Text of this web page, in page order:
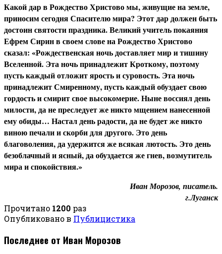
Какой дар в Рождество Христово мы, живущие на земле,
приносим сегодня Спасителю мира? Этот дар должен быть
достоин святости праздника. Великий учитель покаяния
Ефрем Сирин в своем слове на Рождество Христово
сказал: «Рождественская ночь доставляет мир и тишину
Вселенной. Эта ночь принадлежит Кроткому, поэтому
пусть каждый отложит ярость и суровость. Эта ночь
принадлежит Смиренному, пусть каждый обуздает свою
гордость и смирит свое высокомерие. Ныне воссиял день
милости, да не преследует же никто мщением нанесенной
ему обиды… Настал день радости, да не будет же никто
виною печали и скорби для другого. Это день
благоволения, да удержится же всякая лютость. Это день
безоблачный и ясный, да обуздается же гнев, возмутитель
мира и спокойствия.»
Иван Морозов, писатель.
г.Луганск
Прочитано 1200 раз
Опубликовано в Публицистика
Последнее от Иван Морозов